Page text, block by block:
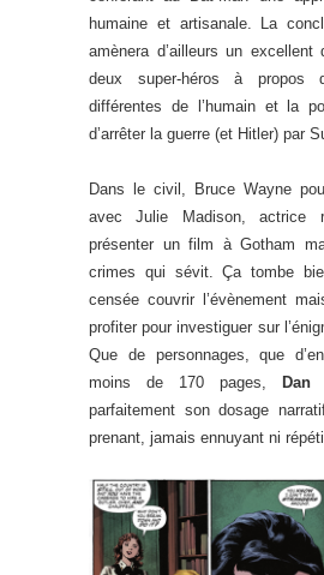
humaine et artisanale. La
amènera d’ailleurs un excellent
deux super-héros à propos
différentes de l’humain et la
d’arrêter la guerre (et Hitler) par
Dans le civil, Bruce Wayne
avec Julie Madison, actrice
présenter un film à Gotham
crimes qui sévit. Ça tombe
censée couvrir l’évènement
profiter pour investiguer sur
Que de personnages, que
moins de 170 pages,
Dan
parfaitement son dosage
prenant, jamais ennuyant ni